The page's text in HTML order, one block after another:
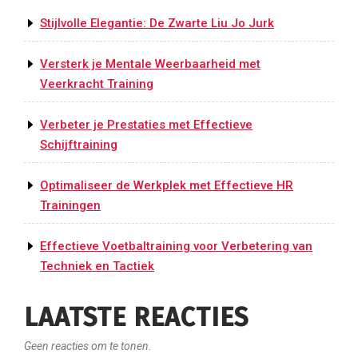
Stijlvolle Elegantie: De Zwarte Liu Jo Jurk
Versterk je Mentale Weerbaarheid met
Veerkracht Training
Verbeter je Prestaties met Effectieve
Schijftraining
Optimaliseer de Werkplek met Effectieve HR
Trainingen
Effectieve Voetbaltraining voor Verbetering van
Techniek en Tactiek
LAATSTE REACTIES
Geen reacties om te tonen.